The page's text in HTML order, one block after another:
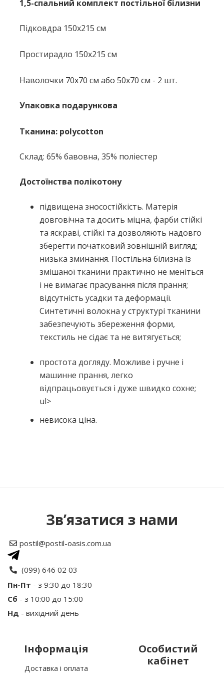
1,5-спальний комплект постільної білизни
Підковдра 150x215 см
Простирадло 150x215 см
Наволочки 70х70 см або 50х70 см - 2 шт.
Упаковка подарункова
Тканина: polycotton
Склад: 65% бавовна, 35% поліестер
Достоїнства полікотону
підвищена зносостійкість. Матерія
довговічна та досить міцна, фарби стійкі
та яскраві, стійкі та дозволяють надовго
зберегти початковий зовнішній вигляд;
низька зминання. Постільна білизна із
змішаної тканини практично не меніться
і не вимагає прасування після прання;
відсутність усадки та деформації.
Синтетичні волокна у структурі тканини
забезпечують збереження форми,
текстиль не сідає та не витягується;
простота догляду. Можливе і ручне і
машинне прання, легко
відпрацьовується і дуже швидко сохне;
ul>
невисока ціна.
Рейтинг
Ваш відгук
Зв’язатися з нами
postil@postil-oasis.com.ua
(099) 646 02 03
Пн-Пт - з 9:30 до 18:30
Сб - з 10:00 до 15:00
Нд - вихідний день
Інформація
Доставка і оплата
Особистий
кабінет